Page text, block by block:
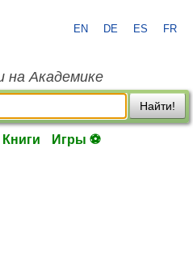
EN DE ES FR
на Академике
Найти!
Книги Игры ⚽